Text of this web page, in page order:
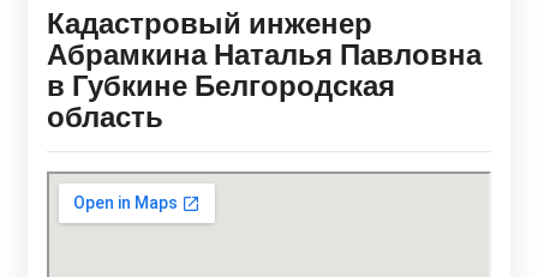
Кадастровый инженер
Абрамкина Наталья Павловна
в Губкине Белгородская
область